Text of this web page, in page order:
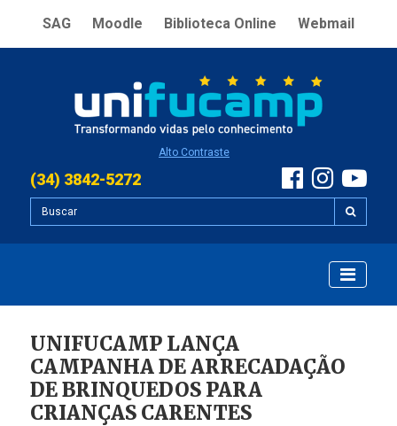
SAG Moodle Biblioteca Online Webmail
Alto Contraste
(34) 3842-5272
UNIFUCAMP LANÇA
CAMPANHA DE ARRECADAÇÃO
DE BRINQUEDOS PARA
CRIANÇAS CARENTES